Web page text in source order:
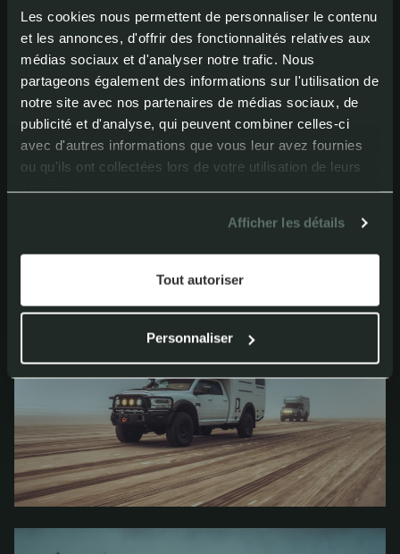
Les cookies nous permettent de personnaliser le contenu
et les annonces, d'offrir des fonctionnalités relatives aux
médias sociaux et d'analyser notre trafic. Nous
partageons également des informations sur l'utilisation de
notre site avec nos partenaires de médias sociaux, de
publicité et d'analyse, qui peuvent combiner celles-ci
avec d'autres informations que vous leur avez fournies
ou qu'ils ont collectées lors de votre utilisation de leurs
services.
Afficher les détails
Tout autoriser
Personnaliser